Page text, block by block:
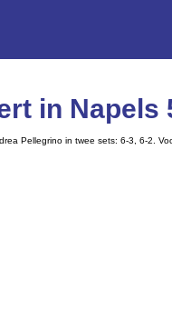
in Napels
Pellegrino in twee sets: 6-3, 6-2.